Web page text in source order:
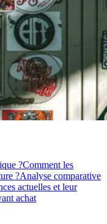
?Comment les
?Analyse comparative
actuelles et leur
achat